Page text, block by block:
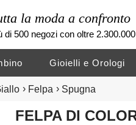
la moda a confronto
di 500 negozi con oltre
Gioielli e Orologi
› Felpa › Spugna
FELPA DI